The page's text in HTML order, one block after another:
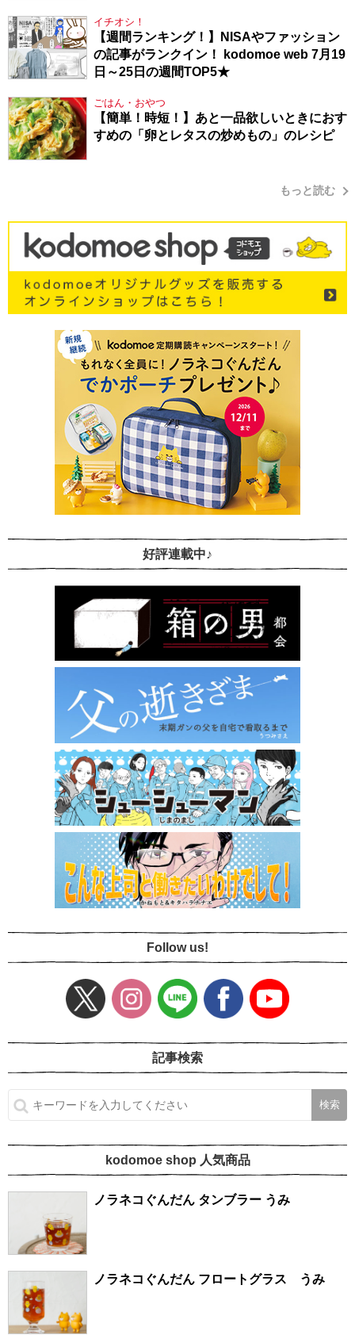
イチオシ！
【週間ランキング！】NISAやファッション
の記事がランクイン！ kodomoe web 7月19
日～25日の週間TOP5★
ごはん・おやつ
【簡単！時短！】あと一品欲しいときにおす
すめの「卵とレタスの炒めもの」のレシピ
もっと読む
好評連載中♪
Follow us!
記事検索
kodomoe shop 人気商品
ノラネコぐんだん タンブラー うみ
ノラネコぐんだん フロートグラス うみ